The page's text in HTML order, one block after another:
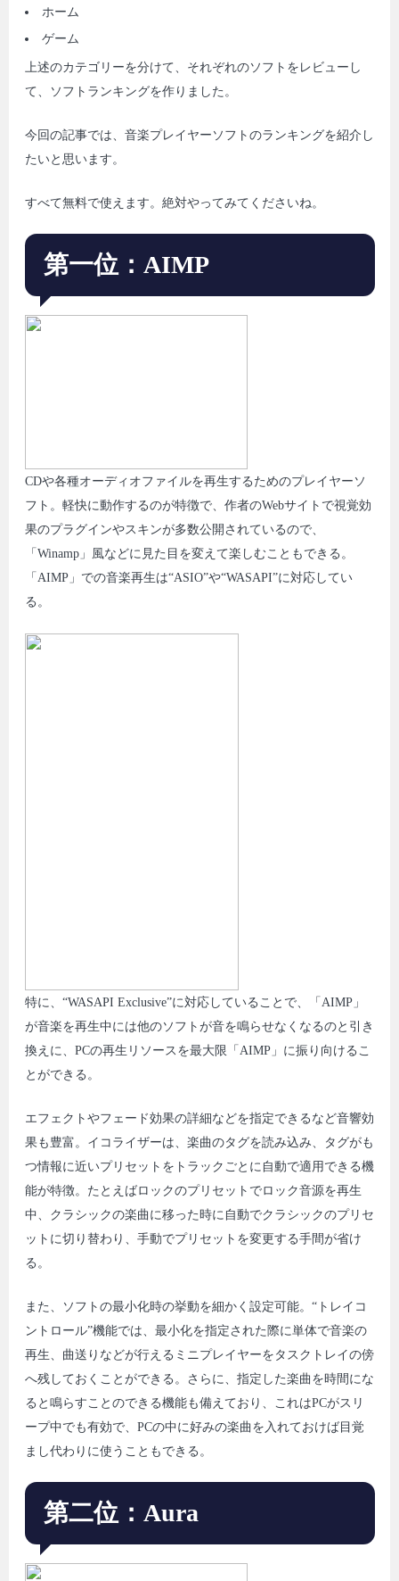
ホーム
ゲーム
上述のカテゴリーを分けて、それぞれのソフトをレビューし
て、ソフトランキングを作りました。
今回の記事では、音楽プレイヤーソフトのランキングを紹介し
たいと思います。
すべて無料で使えます。絶対やってみてくださいね。
第一位：AIMP
CDや各種オーディオファイルを再生するためのプレイヤーソ
フト。軽快に動作するのが特徴で、作者のWebサイトで視覚効
果のプラグインやスキンが多数公開されているので、
「Winamp」風などに見た目を変えて楽しむこともできる。
「AIMP」での音楽再生は“ASIO”や“WASAPI”に対応してい
る。
特に、“WASAPI Exclusive”に対応していることで、「AIMP」
が音楽を再生中には他のソフトが音を鳴らせなくなるのと引き
換えに、PCの再生リソースを最大限「AIMP」に振り向けるこ
とができる。
エフェクトやフェード効果の詳細などを指定できるなど音響効
果も豊富。イコライザーは、楽曲のタグを読み込み、タグがも
つ情報に近いプリセットをトラックごとに自動で適用できる機
能が特徴。たとえばロックのプリセットでロック音源を再生
中、クラシックの楽曲に移った時に自動でクラシックのプリセ
ットに切り替わり、手動でプリセットを変更する手間が省け
る。
また、ソフトの最小化時の挙動を細かく設定可能。“トレイコ
ントロール”機能では、最小化を指定された際に単体で音楽の
再生、曲送りなどが行えるミニプレイヤーをタスクトレイの傍
へ残しておくことができる。さらに、指定した楽曲を時間にな
ると鳴らすことのできる機能も備えており、これはPCがスリ
ープ中でも有効で、PCの中に好みの楽曲を入れておけば目覚
まし代わりに使うこともできる。
第二位：Aura